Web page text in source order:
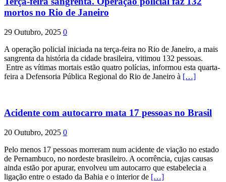
mortos no Rio de Janeiro
29 Outubro, 2025 0
A operação policial iniciada na terça-feira no Rio de Janeiro, a mais
sangrenta da história da cidade brasileira, vitimou 132 pessoas.
Entre as vítimas mortais estão quatro polícias, informou esta quarta-
feira a Defensoria Pública Regional do Rio de Janeiro à […]
Acidente com autocarro mata 17 pessoas no Brasil
20 Outubro, 2025 0
Pelo menos 17 pessoas morreram num acidente de viação no estado
de Pernambuco, no nordeste brasileiro. A ocorrência, cujas causas
ainda estão por apurar, envolveu um autocarro que estabelecia a
ligação entre o estado da Bahia e o interior de […]